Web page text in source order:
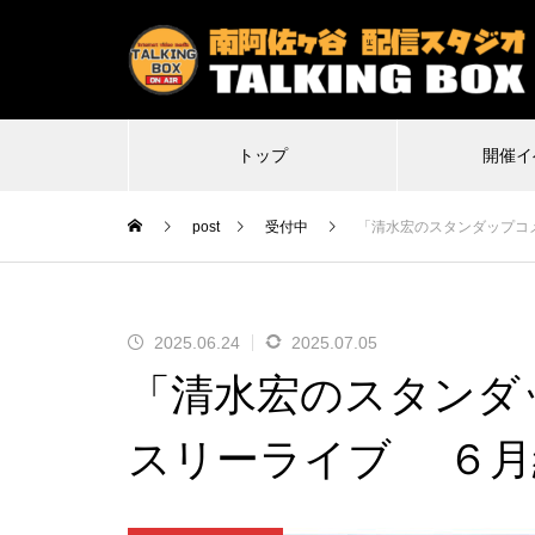
トップ 開催
特殊平場ライブ「気付けば魔界に
こんな感じ」
不
post 受付中 「清水宏のスタンダップ
2025.06.24 2025.07.05
「清水宏のスタン
スリーライブ ６月